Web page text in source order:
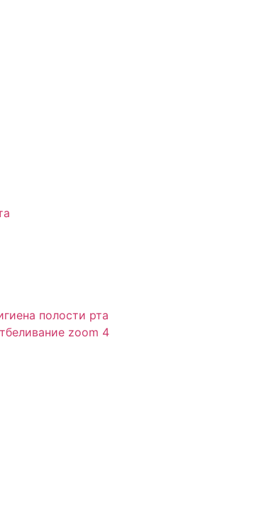
полости рта
zoom 4